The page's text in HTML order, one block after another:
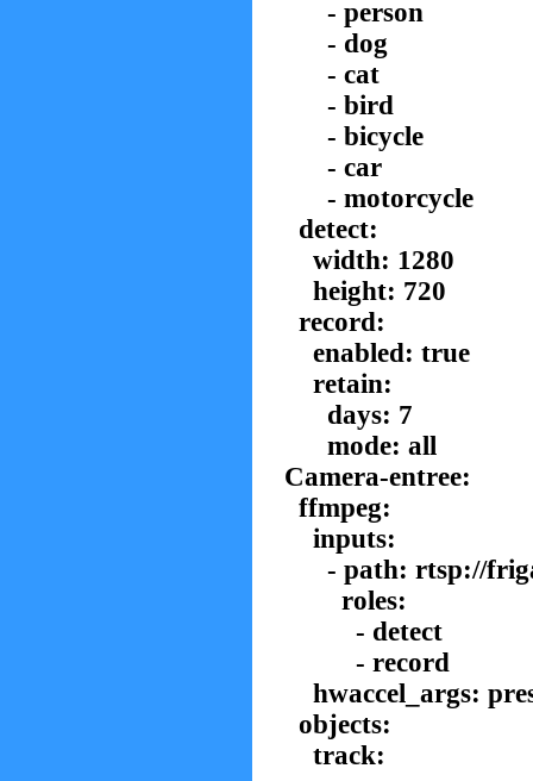
- person
- dog
- cat
- bird
- bicycle
- car
- motorcycle
detect:
width: 1280
height: 720
record:
enabled: true
retain:
days: 7
mode: all
Camera-entree:
ffmpeg:
inputs:
- path: rtsp://
roles:
- detect
- record
hwaccel_args:
objects:
track: